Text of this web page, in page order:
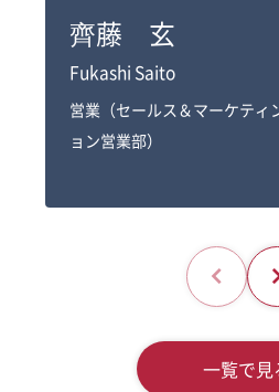
一覧で見
齊藤 玄
Fukashi Saito
営業（セールス＆マーケティ
ョン営業部）